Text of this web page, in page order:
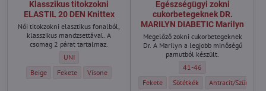
Klasszikus titokzokni
ELASTIL 20 DEN Knittex
Női titokzokni elasztikus fonalból,
klasszikus mandzsettával. A
csomag 2 párat tartalmaz.
Klasszikus titokzokni ELASTIL 20 DEN Knittex - Méret:
UNI
Klasszikus titokzokni ELASTIL 20 DEN Knittex - Szín:
Beige Klasszikus titokzokni ELASTIL 20 DEN Knittex - Szín:
Fekete Klasszikus titokzokni ELASTIL 20 DEN Knittex - Szín:
Visone
Egészségügyi zokni
cukorbetegeknek DR.
MARILYN DIABETIC Marilyn
Megelőző zokni cukorbetegeknek
Dr. A Marilyn a legjobb minőségű
pamutból készült.
Egészségügyi zokni
41-46
Egészségügyi zokni cukorbetegeknek
Fekete Egészségügyi zokni
Sötétkék Egészségügyi
Antracit/Szürke